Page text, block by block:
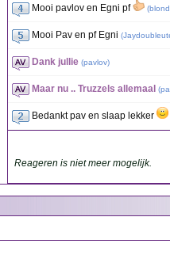
Mooi pavlov en Egni pf (
Mooi Pav en pf Egni (
Dank jullie (pavlov)
Maar nu .. Truzzels allemaal (
Bedankt pav en slaap lekker
Reageren is niet meer mogelijk.